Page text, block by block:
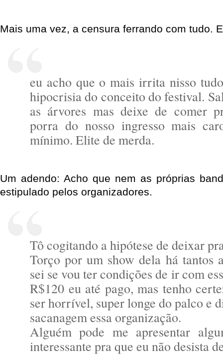
Mais uma vez, a censura ferrando com tudo.
eu acho que o mais irrita nisso
hipocrisia do conceito do festival.
as árvores mas deixe de comer
porra do nosso ingresso mais
mínimo. Elite de merda.
Um adendo: Acho que nem as próprias
estipulado pelos organizadores.
Tô cogitando a hipótese de deixar
Torço por um show dela há tantos
sei se vou ter condições de ir com
R$120 eu até pago, mas tenho
ser horrível, super longe do palco
sacanagem essa organização.
Alguém pode me apresentar
interessante pra que eu não desista